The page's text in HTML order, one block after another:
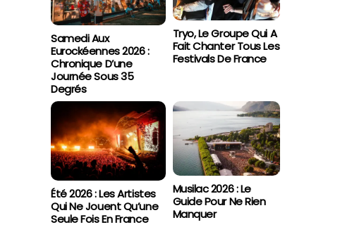
Samedi Aux
Eurockéennes 2026 :
Chronique D’une
Journée Sous 35
Degrés
Tryo, Le Groupe Qui A
Fait Chanter Tous Les
Festivals De France
Été 2026 : Les Artistes
Qui Ne Jouent Qu’une
Seule Fois En France
Musilac 2026 : Le
Guide Pour Ne Rien
Manquer